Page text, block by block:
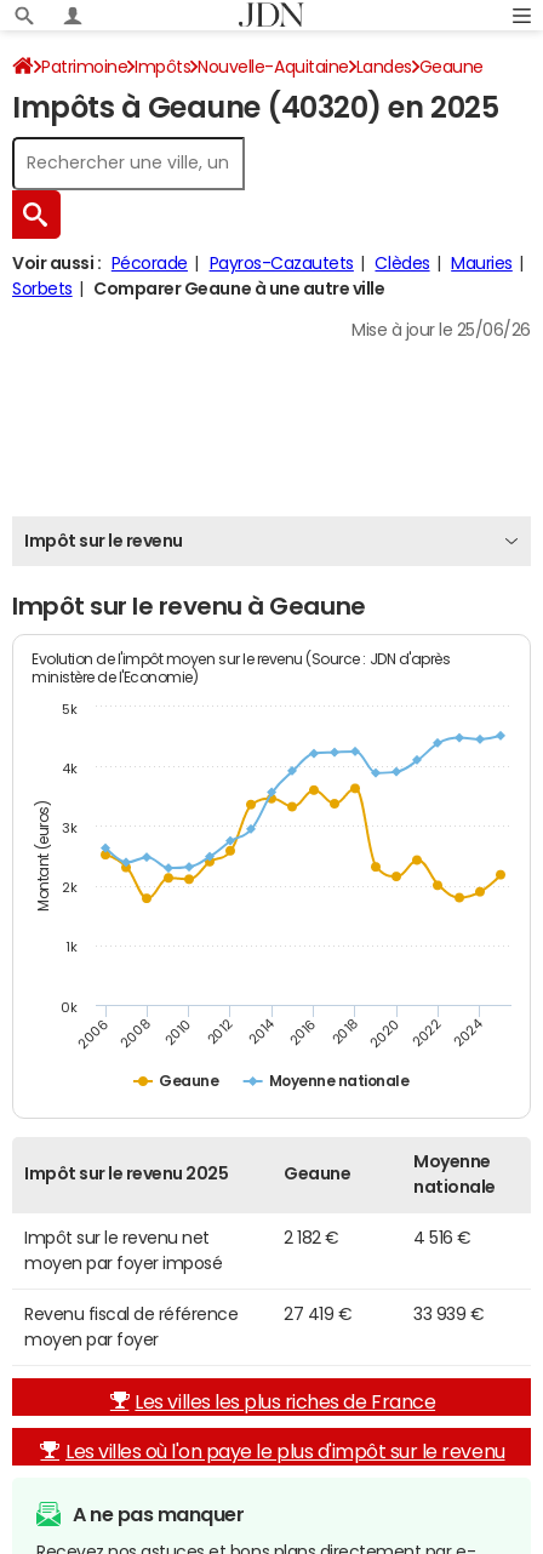
Patrimoine Impôts Nouvelle-Aquitaine Landes Geaune
Impôt sur le revenu
Impôts à Geaune (40320) en 2025
Voir aussi : Pécorade Payros-Cazautets Clèdes
Mauries
Sorbets
Comparer Geaune à une autre ville
Mise à jour le 25/06/26
Impôt sur le revenu
Impôt sur le revenu à Geaune
Montant (euros)
Evolution de l'impôt moyen sur le revenu (Source : JDN d'après
ministère de l'Economie)
Geaune Moyenne nationale
2006 2008 2010 2012 2014 2016 2018 2020 2022 2024
0k
1k
2k
3k
4k
5k
Impôt sur le revenu 2025 Geaune
Moyenne
nationale
Impôt sur le revenu net
moyen par foyer imposé
2 182 € 4 516 €
Revenu fiscal de référence
moyen par foyer
27 419 € 33 939 €
Les villes les plus riches de France
Les villes où l'on paye le plus d'impôt sur le revenu
A ne pas manquer